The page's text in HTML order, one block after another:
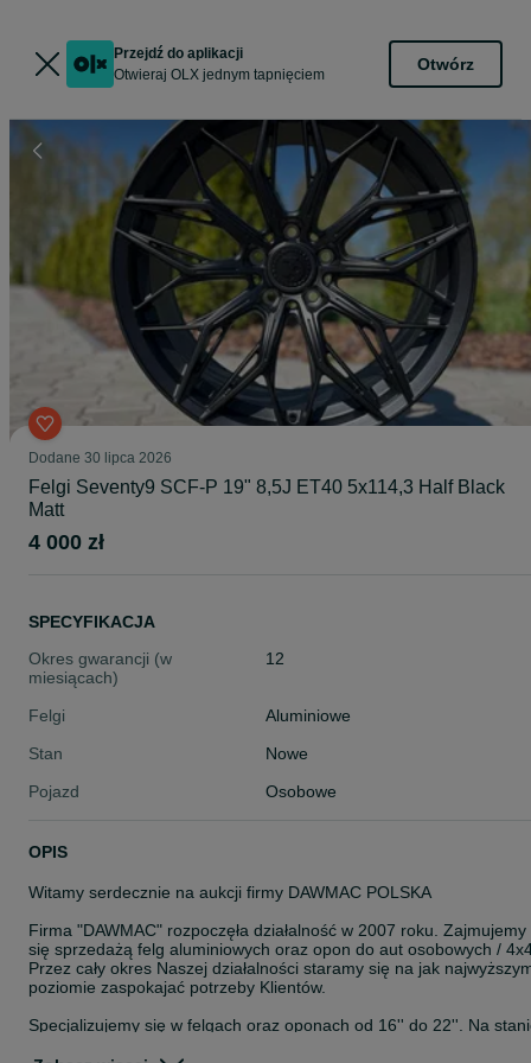
Przejdź do aplikacji
Otwieraj OLX jednym tapnięciem
Otwórz
Dodane 30 lipca 2026
Felgi Seventy9 SCF-P 19" 8,5J ET40 5x114,3 Half Black
Matt
4 000 zł
SPECYFIKACJA
Okres gwarancji (w
miesiącach)
12
Felgi
Aluminiowe
Stan
Nowe
Pojazd
Osobowe
OPIS
Witamy serdecznie na aukcji firmy DAWMAC POLSKA
Firma "DAWMAC" rozpoczęła działalność w 2007 roku. Zajmujemy
się sprzedażą felg aluminiowych oraz opon do aut osobowych /
Przez cały okres Naszej działalności staramy się na jak
poziomie zaspokajać potrzeby Klientów.
Specjalizujemy się w felgach oraz oponach od 16'' do 22''. Na